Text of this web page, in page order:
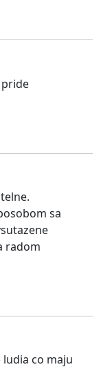
sa
radom
co maju